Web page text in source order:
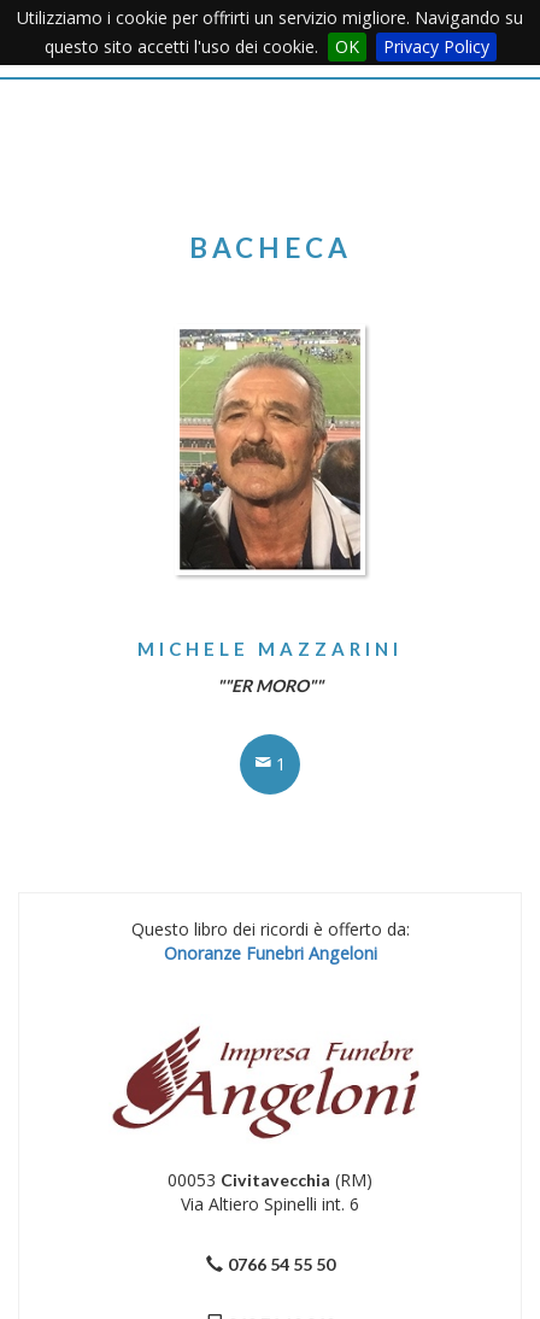
Utilizziamo i cookie per offrirti un servizio migliore. Navigando su
questo sito accetti l'uso dei cookie.
OK Privacy PolicyMenu
BACHECA
MICHELE MAZZARINI
""ER MORO""
1
Questo libro dei ricordi è offerto da:
Onoranze Funebri Angeloni
00053 Civitavecchia (RM)
Via Altiero Spinelli int. 6
0766 54 55 50